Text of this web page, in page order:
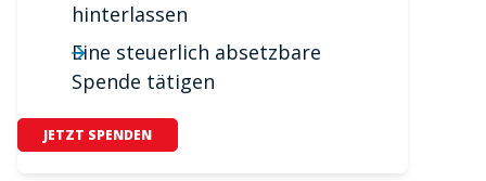
hinterlassen
Eine steuerlich absetzbare
Spende tätigen
JETZT SPENDEN